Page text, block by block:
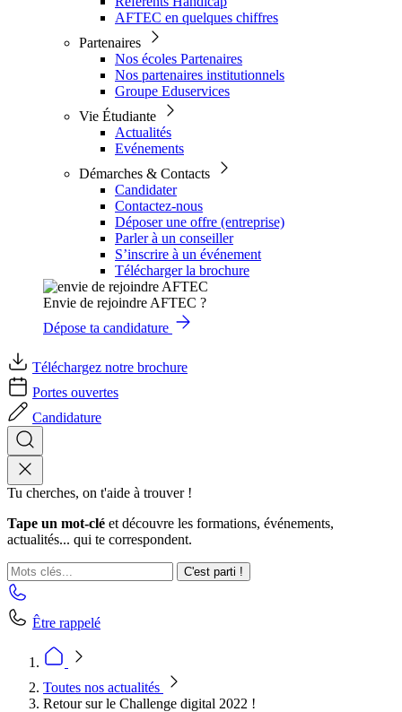
AFTEC en quelques chiffres
Partenaires
Nos écoles Partenaires
Nos partenaires institutionnels
Groupe Eduservices
Vie Étudiante
Actualités
Evénements
Démarches & Contacts
Candidater
Contactez-nous
Déposer une offre (entreprise)
Parler à un conseiller
S’inscrire à un événement
Télécharger la brochure
Envie de rejoindre AFTEC ?
Dépose ta candidature
Téléchargez notre brochure
Portes ouvertes
Candidature
Tu cherches, on t'aide à trouver !
Tape un mot-clé et découvre les formations, événements,
actualités... qui te correspondent.
C'est parti !
Être rappelé
Toutes nos actualités
Retour sur le Challenge digital 2022 !